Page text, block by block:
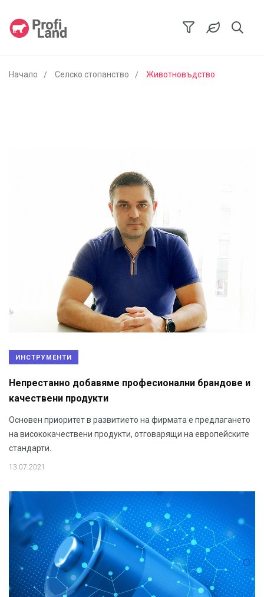
Начало Селско стопанство Животновъдство
ИНСТРУМЕНТИ
Непрестанно добавяме професионални брандове и
качествени продукти
Основен приоритет в развитието на фирмата е предлагането
на висококачествени продукти, отговарящи на европейските
стандарти.
13.07.2021